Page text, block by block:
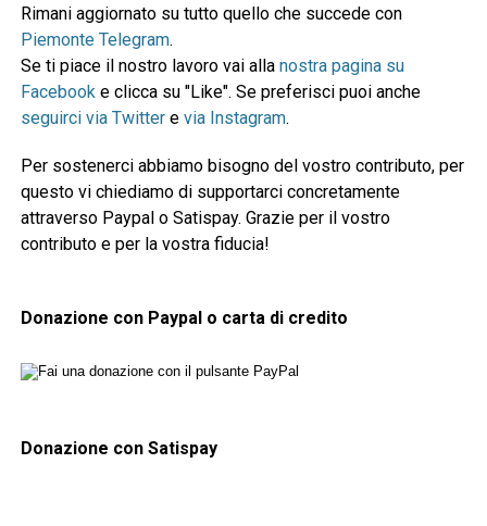
Rimani aggiornato su tutto quello che succede con
Piemonte Telegram.
Se ti piace il nostro lavoro vai alla nostra pagina su
Facebooke clicca su "Like". Se preferisci puoi anche
seguirci via Twittere via Instagram.
Per sostenerci abbiamo bisogno del vostro contributo, per
questo vi chiediamo di supportarci concretamente
attraverso Paypal o Satispay. Grazie per il vostro
contributo e per la vostra fiducia!
Donazione con Paypal o carta di credito
Donazione con Satispay